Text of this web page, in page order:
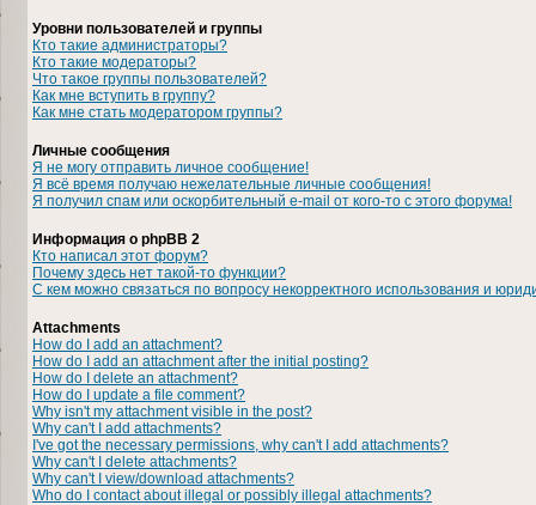
Уровни пользователей и группы
Кто такие администраторы?
Кто такие модераторы?
Что такое группы пользователей?
Как мне вступить в группу?
Как мне стать модератором группы?
Личные сообщения
Я не могу отправить личное сообщение!
Я всё время получаю нежелательные личные сообщения!
Я получил спам или оскорбительный e-mail от кого-то с этого форума!
Информация о phpBB 2
Кто написал этот форум?
Почему здесь нет такой-то функции?
С кем можно связаться по вопросу некорректного использования и
Attachments
How do I add an attachment?
How do I add an attachment after the initial posting?
How do I delete an attachment?
How do I update a file comment?
Why isn't my attachment visible in the post?
Why can't I add attachments?
I've got the necessary permissions, why can't I add attachments?
Why can't I delete attachments?
Why can't I view/download attachments?
Who do I contact about illegal or possibly illegal attachments?